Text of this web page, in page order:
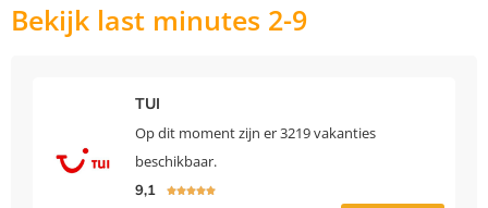
Bekijk last minutes 2-9
TUI
Op dit moment zijn er 3219 vakanties
beschikbaar.
9,1 